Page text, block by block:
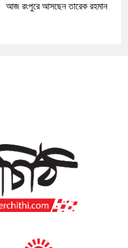
আজ রংপুরে আসছেন তারেক রহমান